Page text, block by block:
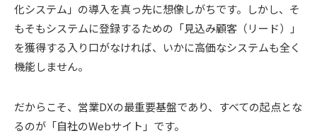
化システム」の導入を真っ先に想像しがちです。しかし、そ
もそもシステムに登録するための「見込み顧客（リード）」
を獲得する入り口がなければ、いかに高価なシステムも全く
機能しません。
だからこそ、営業DXの最重要基盤であり、すべての起点とな
るのが「自社のWebサイト」です。